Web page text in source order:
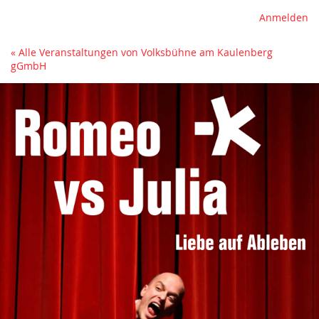
Anmelden
« Alle Veranstaltungen von Volksbühne am Kaulenberg
gGmbH